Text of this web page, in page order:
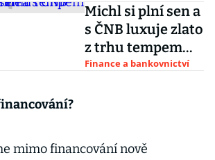
Michl si plní sen a
s ČNB luxuje zlato
z trhu tempem
třicet kilo denně
Finance a bankovnictví
mimo financování nově